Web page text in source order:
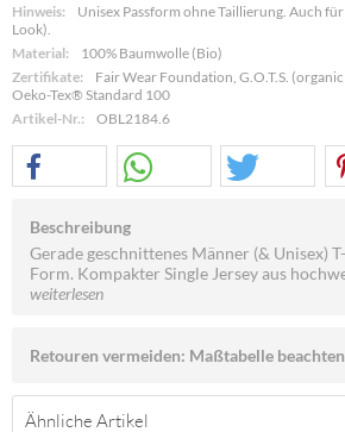
Hinweis:
Unisex Passform ohne Taillierung. Auch
Look).
Material:
100% Baumwolle (Bio)
Zertifikate:
Fair Wear Foundation, G.O.T.S.
Oeko-Tex® Standard 100
Artikel-Nr.:
OBL2184.6
Beschreibung
Gerade geschnittenes Männer (& Unisex)
Form. Kompakter Single Jersey aus
weiterlesen
Retouren vermeiden: Maßtabelle
Ähnliche Artikel